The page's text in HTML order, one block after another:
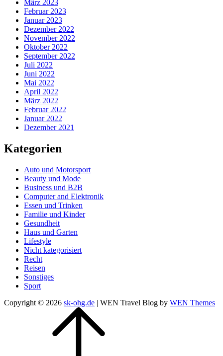
März 2023
Februar 2023
Januar 2023
Dezember 2022
November 2022
Oktober 2022
September 2022
Juli 2022
Juni 2022
Mai 2022
April 2022
März 2022
Februar 2022
Januar 2022
Dezember 2021
Kategorien
Auto und Motorsport
Beauty und Mode
Business und B2B
Computer and Elektronik
Essen und Trinken
Familie und Kinder
Gesundheit
Haus und Garten
Lifestyle
Nicht kategorisiert
Recht
Reisen
Sonstiges
Sport
Copyright © 2026 sk-ohg.de | WEN Travel Blog by WEN Themes